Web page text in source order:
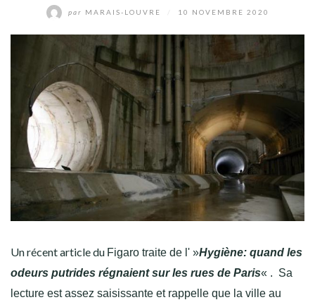
par MARAIS-LOUVRE 10 NOVEMBRE 2020
Un récent article du Figaro traite de l' »Hygiène: quand les
odeurs putrides régnaient sur les rues de Paris« . Sa
lecture est assez saisissante et rappelle que la ville au